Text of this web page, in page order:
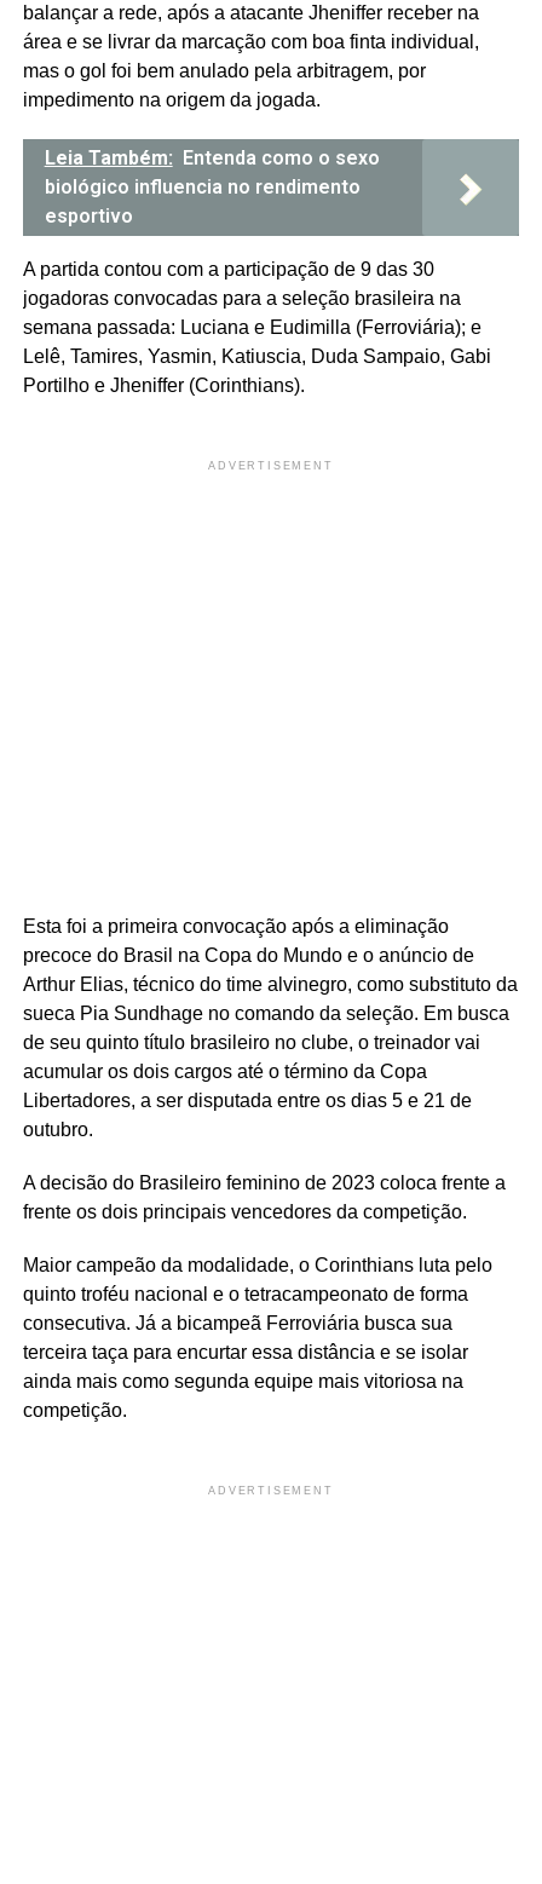
balançar a rede, após a atacante Jheniffer receber na
área e se livrar da marcação com boa finta individual,
mas o gol foi bem anulado pela arbitragem, por
impedimento na origem da jogada.
Leia Também: Entenda como o sexo
biológico influencia no rendimento
esportivo
A partida contou com a participação de 9 das 30
jogadoras convocadas para a seleção brasileira na
semana passada: Luciana e Eudimilla (Ferroviária); e
Lelê, Tamires, Yasmin, Katiuscia, Duda Sampaio, Gabi
Portilho e Jheniffer (Corinthians).
ADVERTISEMENT
Esta foi a primeira convocação após a eliminação
precoce do Brasil na Copa do Mundo e o anúncio de
Arthur Elias, técnico do time alvinegro, como substituto da
sueca Pia Sundhage no comando da seleção. Em busca
de seu quinto título brasileiro no clube, o treinador vai
acumular os dois cargos até o término da Copa
Libertadores, a ser disputada entre os dias 5 e 21 de
outubro.
A decisão do Brasileiro feminino de 2023 coloca frente a
frente os dois principais vencedores da competição.
Maior campeão da modalidade, o Corinthians luta pelo
quinto troféu nacional e o tetracampeonato de forma
consecutiva. Já a bicampeã Ferroviária busca sua
terceira taça para encurtar essa distância e se isolar
ainda mais como segunda equipe mais vitoriosa na
competição.
ADVERTISEMENT